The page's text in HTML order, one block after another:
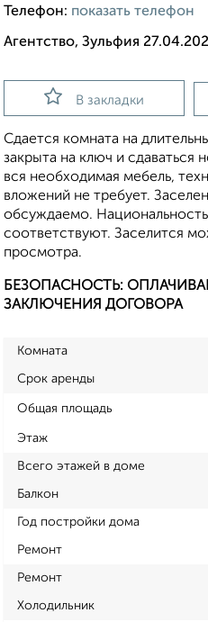
Телефон: показать телефон
Агентство, Зульфия
В закладки
Сдается комната на
закрыта на ключ и сдаваться
вся необходимая мебель,
вложений не требует.
обсуждаемо.
соответствуют. Заселится
просмотра.
БЕЗОПАСНОСТЬ:
ЗАКЛЮЧЕНИЯ ДОГОВОРА
Комната
Срок аренды
Общая площадь
Этаж
Всего этажей в доме
Балкон
Год постройки дома
Ремонт
Ремонт
Холодильник